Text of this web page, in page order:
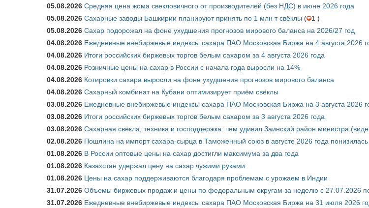
05.08.2026 Средняя цена жома свекловичного от производителей (без НДС) в июне 2026 года
05.08.2026 Сахарные заводы Башкирии планируют принять по 1 млн т свёклы (
1 )
05.08.2026 Сахар подорожал на фоне ухудшения прогнозов мирового баланса на 2026/27 год
04.08.2026 Ежедневные внебиржевые индексы сахара ПАО Московская Биржа на 4 августа 2026
04.08.2026 Итоги российских биржевых торгов белым сахаром за 4 августа 2026 года
04.08.2026 Розничные цены на сахар в России с начала года выросли на 14%
04.08.2026 Котировки сахара выросли на фоне ухудшения прогнозов мирового баланса
04.08.2026 Сахарный комбинат на Кубани оптимизирует приём свёклы
03.08.2026 Ежедневные внебиржевые индексы сахара ПАО Московская Биржа на 3 августа 2026
03.08.2026 Итоги российских биржевых торгов белым сахаром за 3 августа 2026 года
03.08.2026 Сахарная свёкла, техника и господдержка: чем удивил Заинский район министра
02.08.2026 Пошлина на импорт сахара-сырца в Таможенный союз в августе 2026 года
01.08.2026 В России оптовые цены на сахар достигли максимума за два года
01.08.2026 Казахстан удержал цену на сахар чужими руками
01.08.2026 Цены на сахар поддерживаются благодаря проблемам с урожаем в Индии
31.07.2026 Объемы биржевых продаж и цены по федеральным округам за неделю с 27.07.2026
31.07.2026 Ежедневные внебиржевые индексы сахара ПАО Московская Биржа на 31 июля 2026